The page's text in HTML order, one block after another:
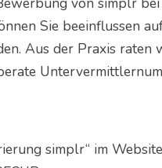
Sie beeinflussen
Aus der Praxis raten
simplr“ im